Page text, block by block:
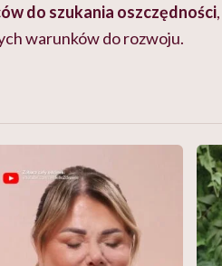
do szukania oszczędności
warunków do rozwoju.